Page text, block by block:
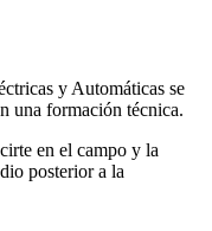
y Automáticas se
una formación técnica.
en el campo y la
posterior a la